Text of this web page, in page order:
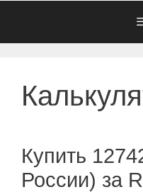
Купить
России) за